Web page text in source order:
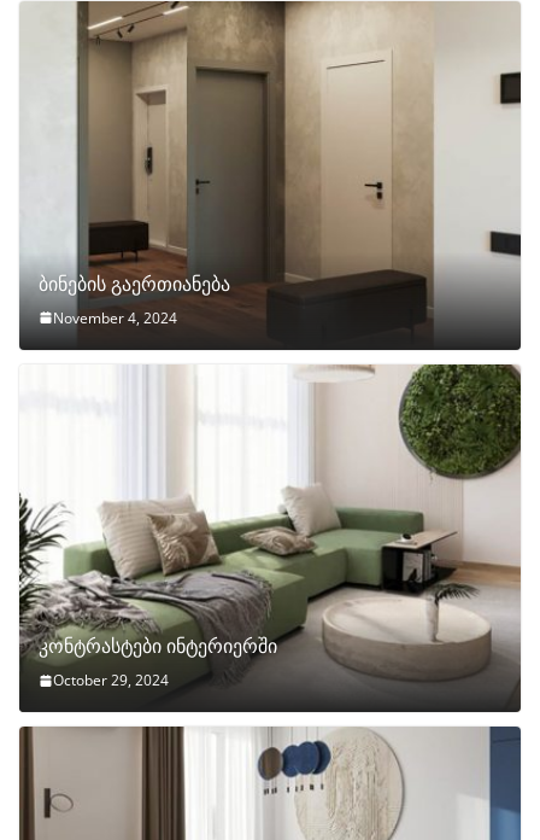
ბინების გაერთიანება
November 4, 2024
კონტრასტები ინტერიერში
October 29, 2024